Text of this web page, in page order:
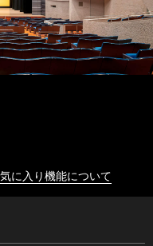
に入り機能について